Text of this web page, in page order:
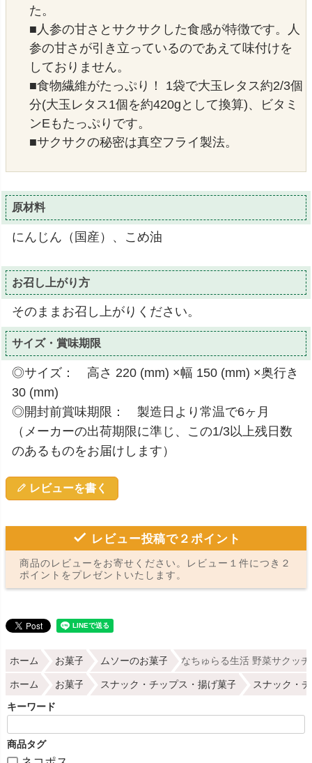
た。
■人参の甘さとサクサクした食感が特徴です。人
参の甘さが引き立っているのであえて味付けを
しておりません。
■食物繊維がたっぷり！ 1袋で大玉レタス約2/3個
分(大玉レタス1個を約420gとして換算)、ビタミ
ンEもたっぷりです。
■サクサクの秘密は真空フライ製法。
原材料
にんじん（国産）、こめ油
お召し上がり方
そのままお召し上がりください。
サイズ・賞味期限
◎サイズ： 高さ 220 (mm) ×幅 150 (mm) ×奥行き
30 (mm)
◎開封前賞味期限： 製造日より常温で6ヶ月
（メーカーの出荷期限に準じ、この1/3以上残日数
のあるものをお届けします）
レビューを書く
レビュー投稿で２ポイント
商品のレビューをお寄せください。レビュー１件につき２
ポイントをプレゼントいたします。
ホーム お菓子 ムソーのお菓子 なちゅらる生活 野菜サクッ
ホーム お菓子 スナック・チップス・揚げ菓子
スナック・
キーワード
商品タグ